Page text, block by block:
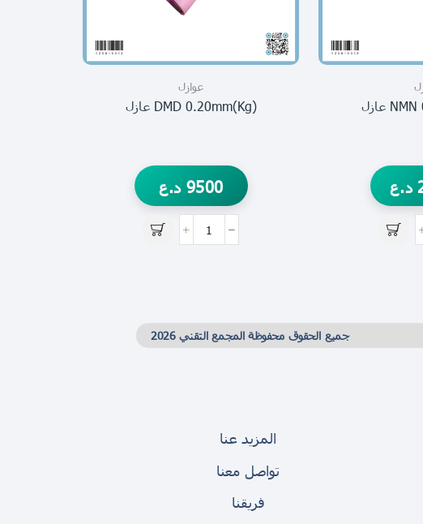
د.ع
عوازل
(kg)DMD 0.20mm عازل
9500 د.ع
جميع الحقوق محفوظة المجمع التقني 2026
المزيد عنا
تواصل معنا
فريقنا